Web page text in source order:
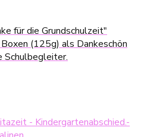
für die Grundschulzeit"
(125g) als Dankeschön
Schulbegleiter.